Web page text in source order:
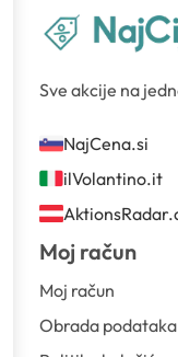
Sve akcije na
NajCena.si
ilVolantino.it
Moj račun
Moj račun
Obrada podataka